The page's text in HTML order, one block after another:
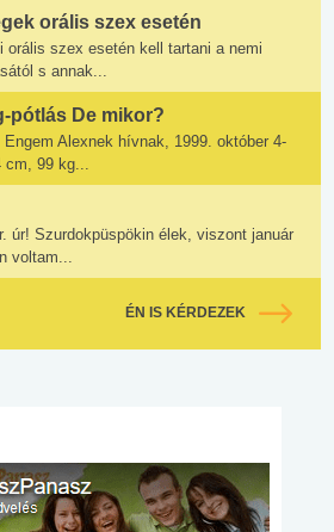
orális szex esetén
orális szex esetén kell tartani a nemi
s annak...
pótlás De mikor?
Alexnek hívnak, 1999. október 4-
99 kg...
úr! Szurdokpüspökin élek, viszont január
voltam...
ÉN IS KÉRDEZEK